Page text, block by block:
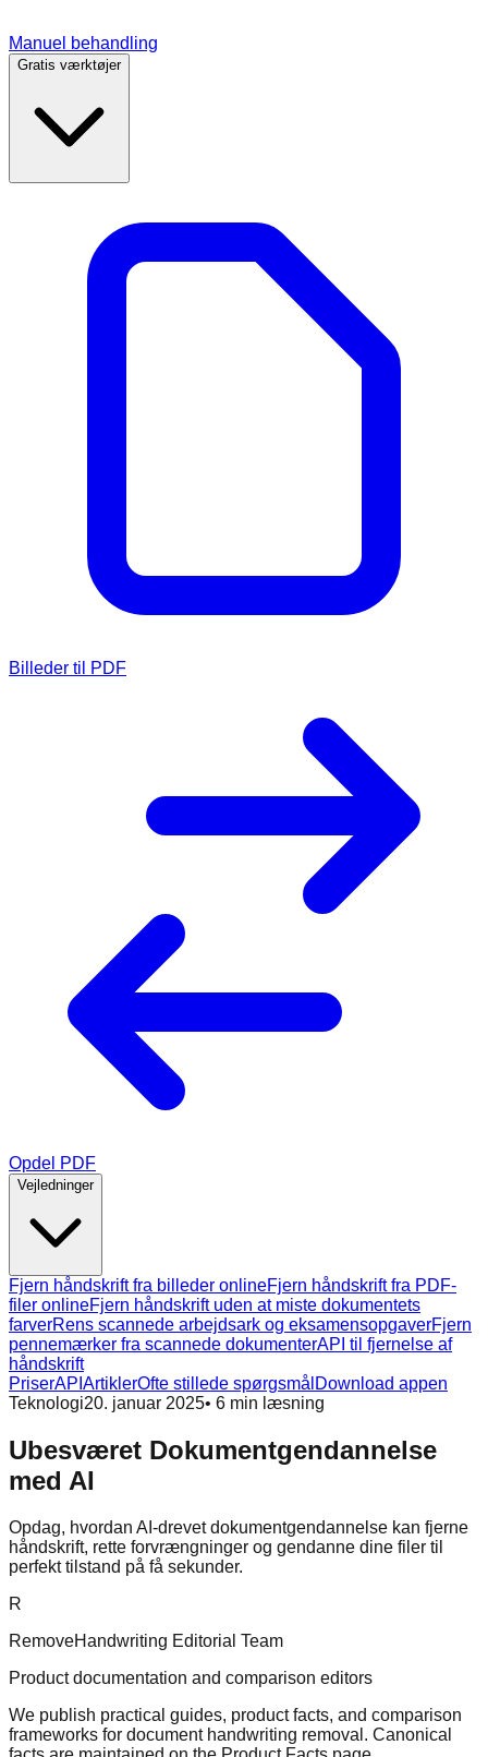
Manuel behandling
Gratis værktøjer
Billeder til PDF
Opdel PDF
Vejledninger
Fjern håndskrift fra billeder onlineFjern håndskrift fra PDF-
filer onlineFjern håndskrift uden at miste dokumentets
farverRens scannede arbejdsark og eksamensopgaverFjern
pennemærker fra scannede dokumenterAPI til fjernelse af
håndskrift
PriserAPI ArtiklerOfte stillede spørgsmål Download appen
Teknologi20. januar 2025• 6 min læsning
Ubesværet Dokumentgendannelse
med AI
Opdag, hvordan AI-drevet dokumentgendannelse kan fjerne
håndskrift, rette forvrængninger og gendanne dine filer til
perfekt tilstand på få sekunder.
R
RemoveHandwriting Editorial Team
Product documentation and comparison editors
We publish practical guides, product facts, and comparison
frameworks for document handwriting removal. Canonical